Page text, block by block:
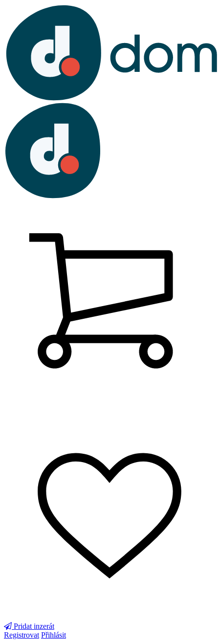
Pridat inzerát
Registrovat Přihlásit